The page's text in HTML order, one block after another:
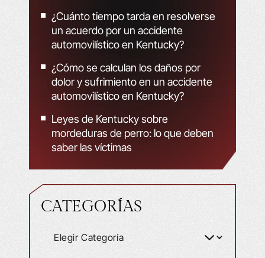
¿Cuánto tiempo tarda en resolverse
un acuerdo por un accidente
automovilístico en Kentucky?
¿Cómo se calculan los daños por
dolor y sufrimiento en un accidente
automovilístico en Kentucky?
Leyes de Kentucky sobre
mordeduras de perro: lo que deben
saber las víctimas
CATEGORÍAS